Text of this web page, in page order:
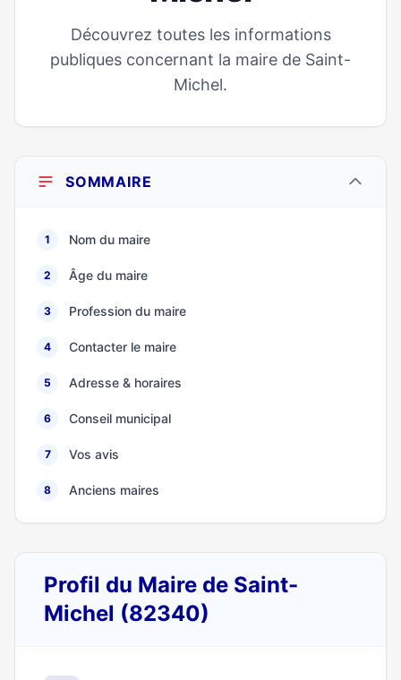
Découvrez toutes les informations
publiques concernant la maire de Saint-
Michel.
SOMMAIRE
1 Nom du maire
2 Âge du maire
3 Profession du maire
4 Contacter le maire
5 Adresse & horaires
6 Conseil municipal
7 Vos avis
8 Anciens maires
Profil du Maire de Saint-
Michel (82340)